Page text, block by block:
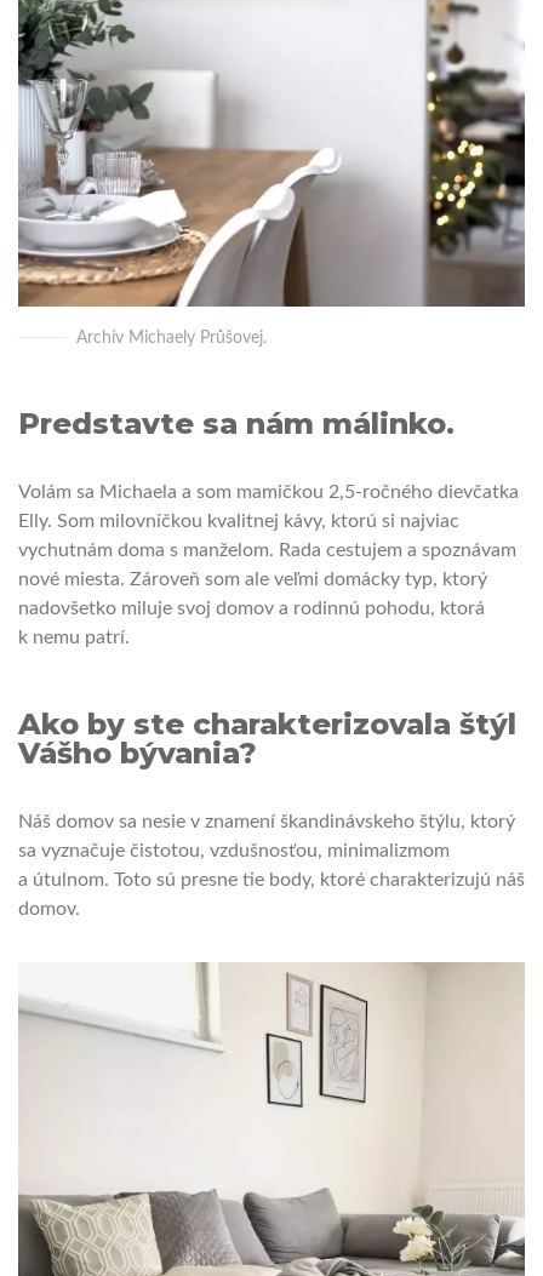
Archív Michaely Průšovej.
Predstavte sa nám málinko.
Volám sa Michaela a som mamičkou 2,5-ročného dievčatka
Elly. Som milovníčkou kvalitnej kávy, ktorú si najviac
vychutnám doma s manželom. Rada cestujem a spoznávam
nové miesta. Zároveň som ale veľmi domácky typ, ktorý
nadovšetko miluje svoj domov a rodinnú pohodu, ktorá
k nemu patrí.
Ako by ste charakterizovala štýl
Vášho bývania?
Náš domov sa nesie v znamení škandinávskeho štýlu, ktorý
sa vyznačuje čistotou, vzdušnosťou, minimalizmom
a útulnom. Toto sú presne tie body, ktoré charakterizujú náš
domov.